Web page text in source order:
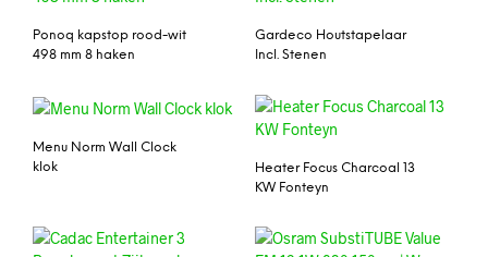
Ponoq kapstop rood-wit
498 mm 8 haken
Gardeco Houtstapelaar
Incl. Stenen
Menu Norm Wall Clock
klok
Heater Focus Charcoal 13
KW Fonteyn